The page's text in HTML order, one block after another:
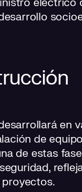
eléctrico
en
de
de estas
proyectos.